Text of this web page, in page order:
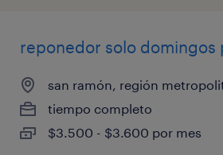
reponedor solo domingos
san ramón, región
tiempo completo
$3.500 - $3.600 por mes